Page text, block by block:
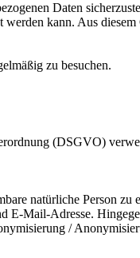
Daten
kann. Aus diesem
zu besuchen.
(DSGVO)
natürliche Person zu
E-Mail-Adresse.
/